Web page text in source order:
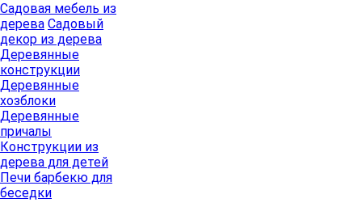
Садовая мебель из
дерева Садовый
декор из дерева
Деревянные
конструкции
Деревянные
хозблоки
Деревянные
причалы
Конструкции из
дерева для детей
Печи барбекю для
беседки